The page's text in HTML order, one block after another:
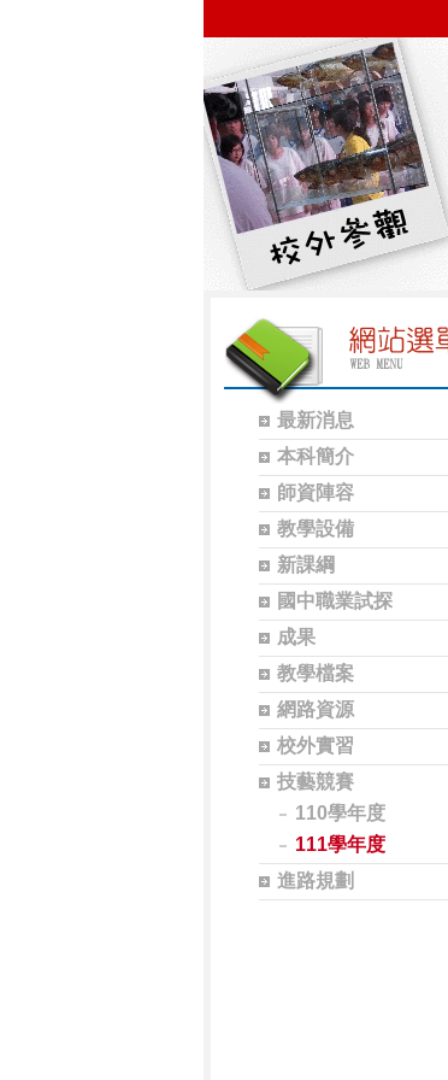
最新消息
本科簡介
師資陣容
教學設備
新課綱
國中職業試探
成果
教學檔案
網路資源
校外實習
技藝競賽
110學年度
111學年度
進路規劃